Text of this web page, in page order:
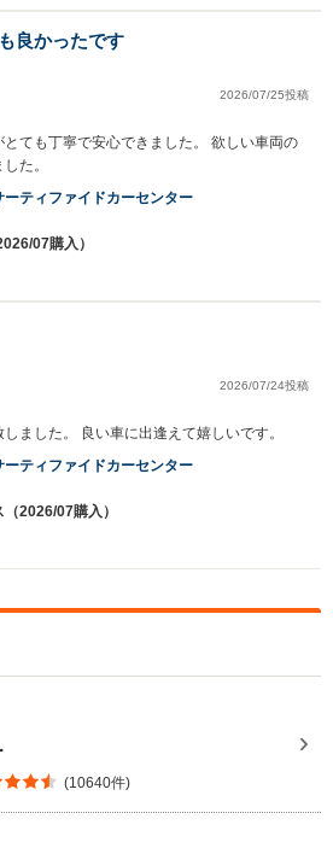
良かったです
2026/07/25投稿
ても丁寧で安心できました。 欲しい車両の
た。
ティファイドカーセンター
07購入）
2026/07/24投稿
ました。 良い車に出逢えて嬉しいです。
ティファイドカーセンター
2026/07購入）
(10640件)